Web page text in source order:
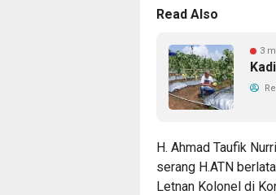
Read Also
3
H. Ahmad Taufik
serang H.ATN
Letnan Kolonel di